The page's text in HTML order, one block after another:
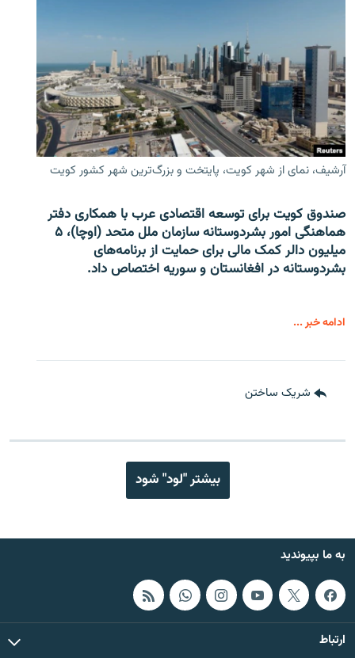
آرشیف، نمای از شهر کویت، پایتخت و بزرگ‌ترین شهر کشور کویت
صندوق کویت برای توسعه اقتصادی عرب با همکاری دفتر
هماهنگی امور بشردوستانه سازمان ملل متحد (اوچا)، ۵
میلیون دالر کمک مالی برای حمایت از برنامه‌های
بشردوستانه در افغانستان و سوریه اختصاص داد.
ادامه خبر ...
شریک ساختن
بیشتر "لود" شود
به ما بپیوندید
ارتباط